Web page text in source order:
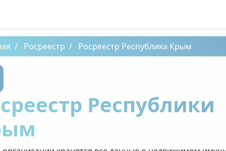
Росреестр Росреестр Республика Крым
Республики